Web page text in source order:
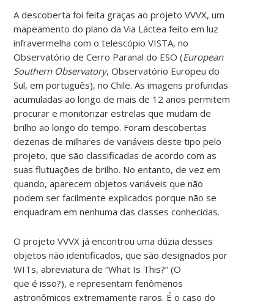
A descoberta foi feita graças ao projeto VVVX, um
mapeamento do plano da Via Láctea feito em luz
infravermelha com o telescópio VISTA, no
Observatório de Cerro Paranal do ESO (European
Southern Observatory, Observatório Europeu do
Sul, em português), no Chile. As imagens profundas
acumuladas ao longo de mais de 12 anos permitem
procurar e monitorizar estrelas que mudam de
brilho ao longo do tempo. Foram descobertas
dezenas de milhares de variáveis deste tipo pelo
projeto, que são classificadas de acordo com as
suas flutuações de brilho. No entanto, de vez em
quando, aparecem objetos variáveis que não
podem ser facilmente explicados porque não se
enquadram em nenhuma das classes conhecidas.
O projeto VVVX já encontrou uma dúzia desses
objetos não identificados, que são designados por
WITs, abreviatura de “What Is This?” (O
que é isso?), e representam fenômenos
astronômicos extremamente raros. É o caso do